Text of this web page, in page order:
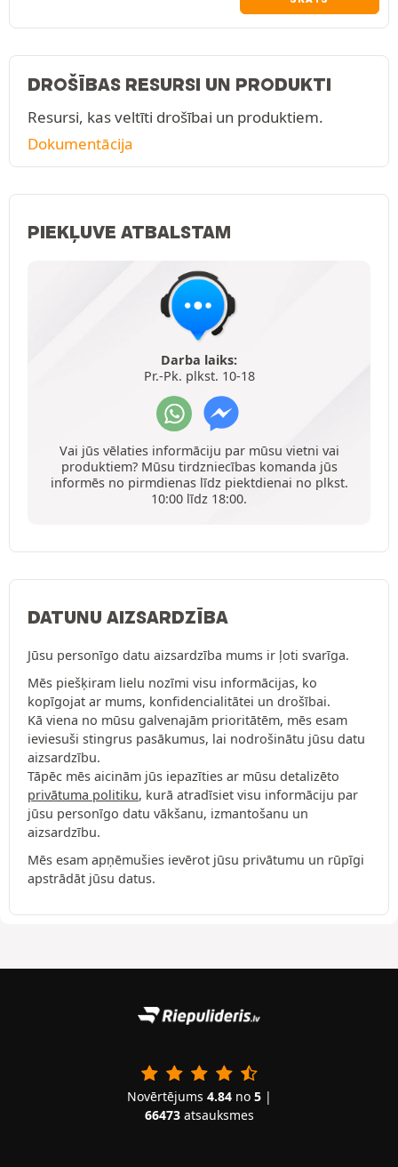
DROŠĪBAS RESURSI UN PRODUKTI
Resursi, kas veltīti drošībai un produktiem.
Dokumentācija
PIEKĻUVE ATBALSTAM
Darba laiks:
Pr.-Pk. plkst. 10-18
Vai jūs vēlaties informāciju par mūsu vietni vai
produktiem? Mūsu tirdzniecības komanda jūs
informēs no pirmdienas līdz piektdienai no plkst.
10:00 līdz 18:00.
DATUNU AIZSARDZĪBA
Jūsu personīgo datu aizsardzība mums ir ļoti svarīga.
Mēs piešķiram lielu nozīmi visu informācijas, ko
kopīgojat ar mums, konfidencialitātei un drošībai.
Kā viena no mūsu galvenajām prioritātēm, mēs esam
ieviesuši stingrus pasākumus, lai nodrošinātu jūsu datu
aizsardzību.
Tāpēc mēs aicinām jūs iepazīties ar mūsu detalizēto
privātuma politiku, kurā atradīsiet visu informāciju par
jūsu personīgo datu vākšanu, izmantošanu un
aizsardzību.
Mēs esam apņēmušies ievērot jūsu privātumu un rūpīgi
apstrādāt jūsu datus.
Novērtējums 4.84no 5|
66473atsauksmes